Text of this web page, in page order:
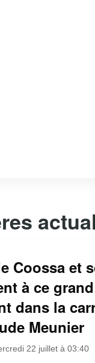
Coossa et
à ce grand
dans la
Meunier
22 juillet à 03:40